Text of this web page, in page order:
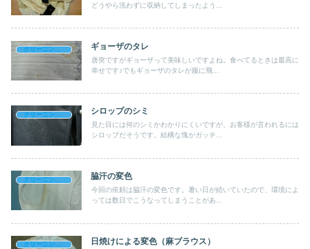
どうやら洗わずに収納してしまったよう...
ギョーザのタレ
唐突ですがギョーザって美味しいですよね。食べてるときは最高に
幸せです♪でもギョーザのタレが服に飛...
シロップのシミ
見た目には何のシミかわかりにくいですが、お客様が言われるには
シロップだそうです。結構な塊がガッチ...
脇汗の変色
今回の依頼は脇汗の変色です。暑い日が続いていたので、環境によ
っては数日でこうなってしまうことがあ...
クリーニングライフのブログ 日焼けによる変色（麻ブラウス）